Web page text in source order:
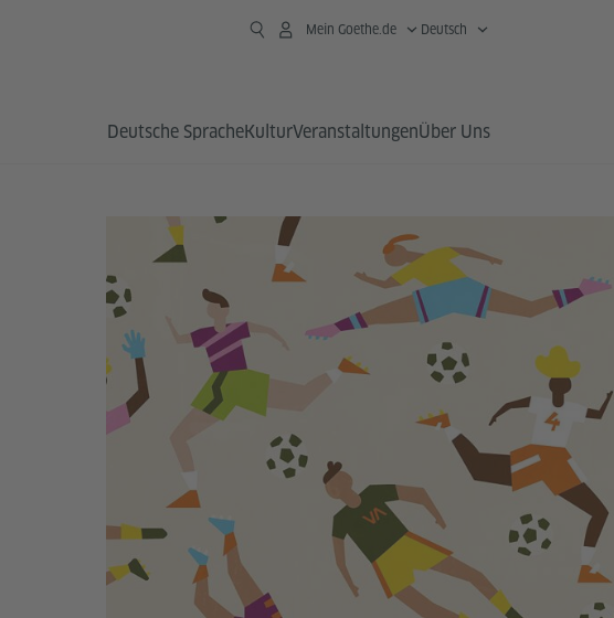
Mein Goethe.de Deutsch
Deutsche SpracheKulturVeranstaltungenÜber Uns